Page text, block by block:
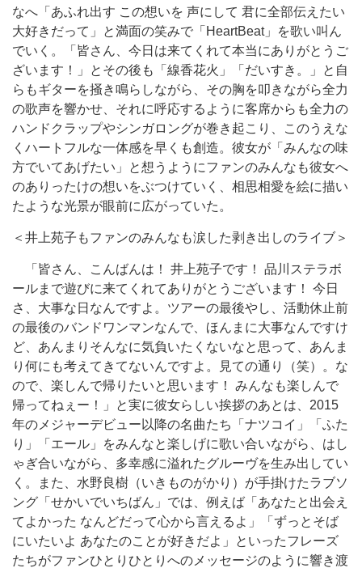
なへ「あふれ出す この想いを 声にして 君に全部伝えたい
大好きだって」と満面の笑みで「HeartBeat」を歌い叫ん
でいく。「皆さん、今日は来てくれて本当にありがとうご
ざいます！」とその後も「線香花火」「だいすき。」と自
らもギターを掻き鳴らしながら、その胸を叩きながら全力
の歌声を響かせ、それに呼応するように客席からも全力の
ハンドクラップやシンガロングが巻き起こり、このうえな
くハートフルな一体感を早くも創造。彼女が「みんなの味
方でいてあげたい」と想うようにファンのみんなも彼女へ
のありったけの想いをぶつけていく、相思相愛を絵に描い
たような光景が眼前に広がっていた。
＜井上苑子もファンのみんなも涙した剥き出しのライブ＞
「皆さん、こんばんは！ 井上苑子です！ 品川ステラボ
ールまで遊びに来てくれてありがとうございます！ 今日
さ、大事な日なんですよ。ツアーの最後やし、活動休止前
の最後のバンドワンマンなんで、ほんまに大事なんですけ
ど、あんまりそんなに気負いたくないなと思って、あんま
り何にも考えてきてないんですよ。見ての通り（笑）。な
ので、楽しんで帰りたいと思います！ みんなも楽しんで
帰ってねぇー！」と実に彼女らしい挨拶のあとは、2015
年のメジャーデビュー以降の名曲たち「ナツコイ」「ふた
り」「エール」をみんなと楽しげに歌い合いながら、はし
ゃぎ合いながら、多幸感に溢れたグルーヴを生み出してい
く。また、水野良樹（いきものがかり）が手掛けたラブソ
ング「せかいでいちばん」では、例えば「あなたと出会え
てよかった なんどだって心から言えるよ」「ずっとそば
にいたいよ あなたのことが好きだよ」といったフレーズ
たちがファンひとりひとりへのメッセージのように響き渡